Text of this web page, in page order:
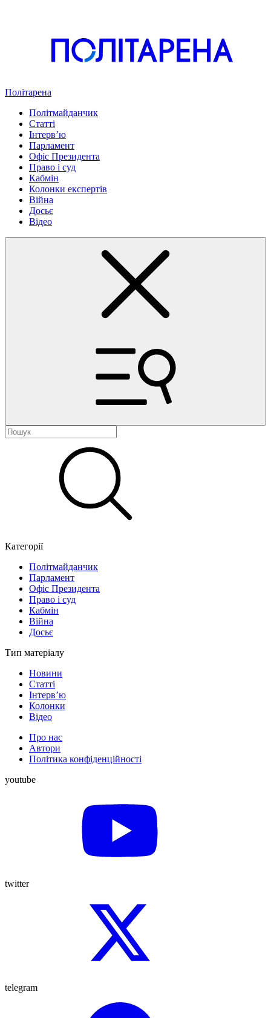
Політарена
Політмайданчик
Статті
Інтервʼю
Парламент
Офіс Президента
Право і суд
Кабмін
Колонки експертів
Війна
Досьє
Відео
Категорії
Політмайданчик
Парламент
Офіс Президента
Право і суд
Кабмін
Війна
Досьє
Тип матеріалу
Новини
Статті
Інтерв’ю
Колонки
Відео
Про нас
Автори
Політика конфіденційності
youtube
twitter
telegram